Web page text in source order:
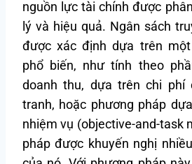
nguồn lực tài chính được
lý và hiệu quả. Ngân sách
được xác định dựa trên
phổ biến, như tính theo
doanh thu, dựa trên chi phí
tranh, hoặc phương pháp
nhiệm vụ (objective-and-task
pháp được khuyến nghị